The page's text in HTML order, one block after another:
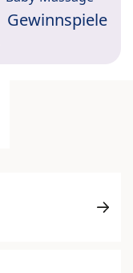
Gewinnspiele